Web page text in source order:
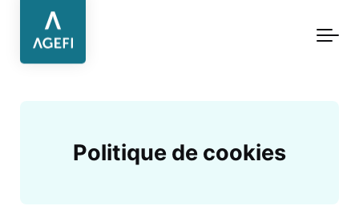
Aller au contenu principal
Politique de cookies